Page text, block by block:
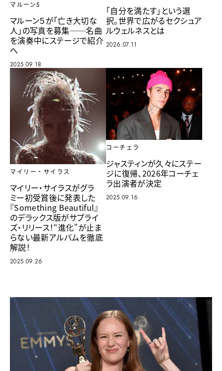
マルーン5
マルーン５が「亡き大切な
人」の写真を募集──名曲
を演奏中にステージで紹介
へ
2025.09.18
「自分を満たす」という選
択。世界で広がるセクシュア
ルウェルネスとは
2026.07.11
マイリー・サイラス
マイリー・サイラスがグラ
ミー初受賞後に発表した
『Something Beautiful』
のデラックス版がサプライ
ズ・リリース！“進化”が止ま
らない最新アルバムを徹底
解説！
2025.09.26
コーチェラ
ジャスティンが久々にステー
ジに復帰、2026年コーチェ
ラ出演者が決定
2025.09.16